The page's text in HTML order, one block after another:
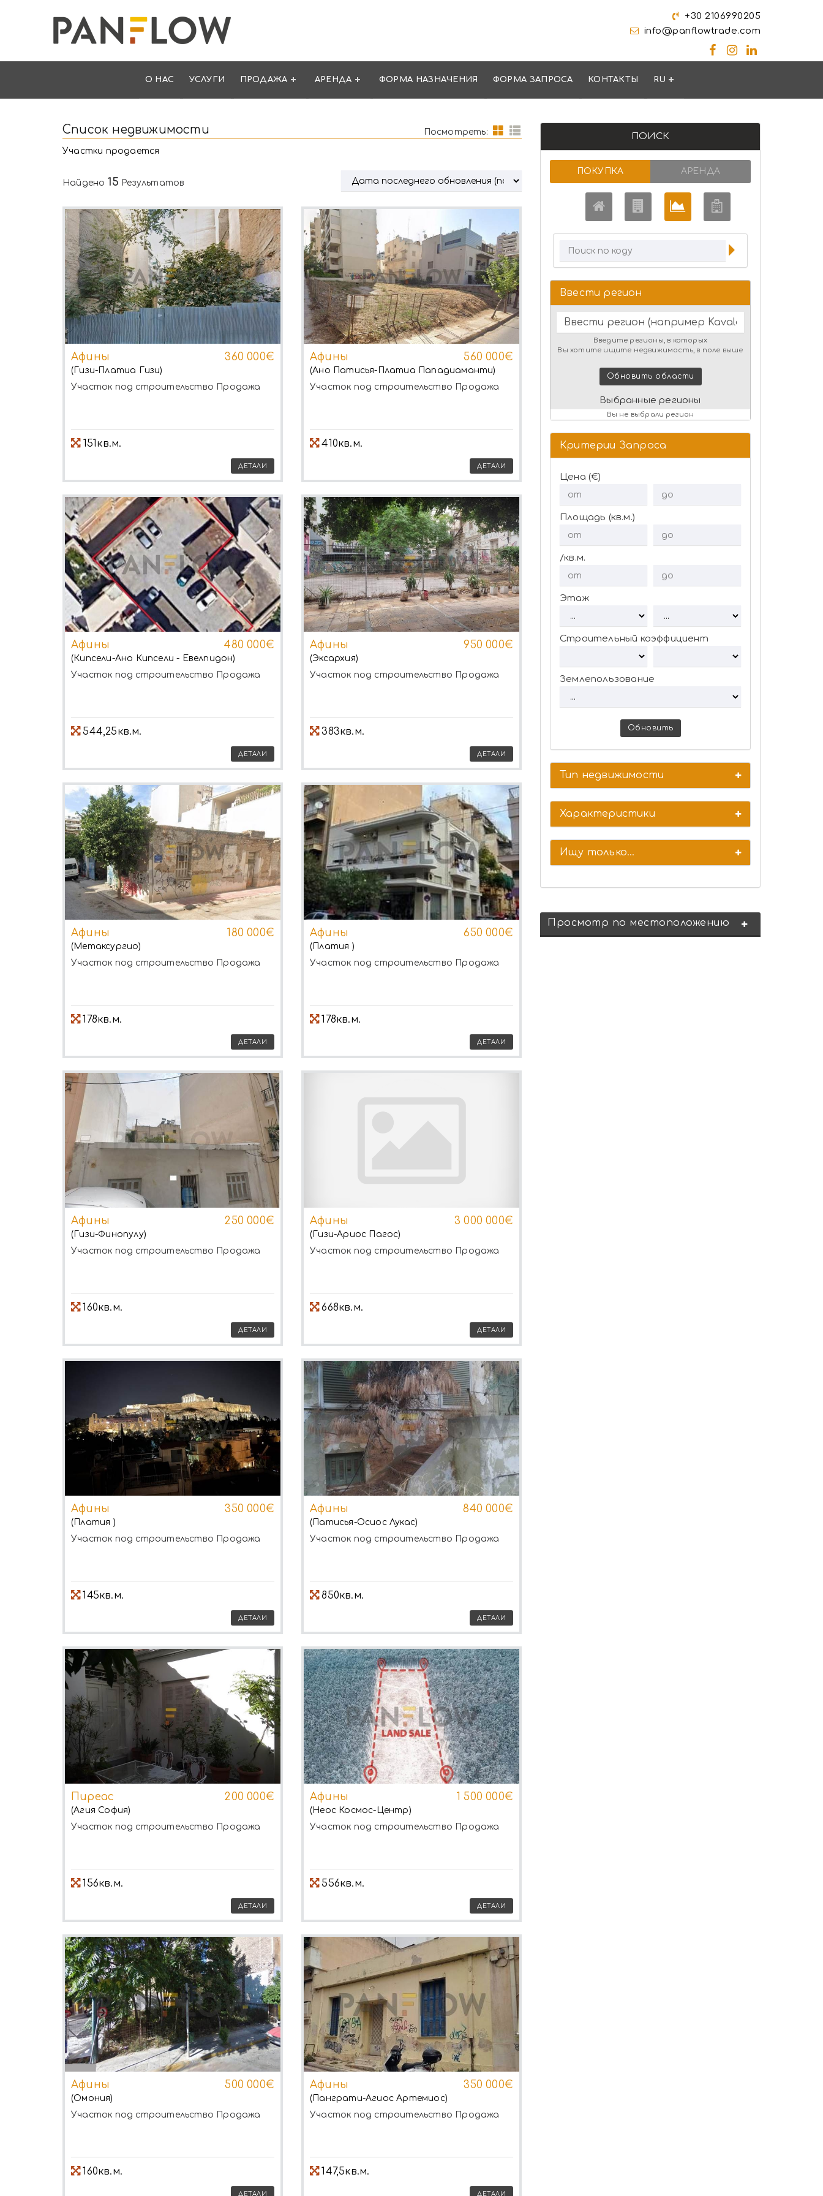
+30 2106990205
info@panflowtrade.com
О НАС УСЛУГИ ПРОДАЖА АРЕНДА ФОРМА НАЗНАЧЕНИЯ ФОРМА ЗАПРОСА КОНТАКТЫ RU
Список недвижимости Посмотреть:
Участки продается
Найдено 15 Результатов
Афины 360 000€
(Гизи-Платиа Гизи)
Участок под строительство Продажа
151кв.м.
ДЕТАЛИ
Афины 560 000€
(Ано Патисья-Платиа Пападиаманти)
Участок под строительство Продажа
410кв.м.
ДЕТАЛИ
Афины 480 000€
(Кипсели-Ано Кипсели - Евелпидон)
Участок под строительство Продажа
544,25кв.м.
ДЕТАЛИ
Афины 950 000€
(Эксархия)
Участок под строительство Продажа
383кв.м.
ДЕТАЛИ
Афины 180 000€
(Метаксургио)
Участок под строительство Продажа
178кв.м.
ДЕТАЛИ
Афины 650 000€
(Платия )
Участок под строительство Продажа
178кв.м.
ДЕТАЛИ
Афины 250 000€
(Гизи-Финопулу)
Участок под строительство Продажа
160кв.м.
ДЕТАЛИ
Афины 3 000 000€
(Гизи-Ариос Пагос)
Участок под строительство Продажа
668кв.м.
ДЕТАЛИ
Афины 350 000€
(Платия )
Участок под строительство Продажа
145кв.м.
ДЕТАЛИ
Афины 840 000€
(Патисья-Осиос Лукас)
Участок под строительство Продажа
850кв.м.
ДЕТАЛИ
Пиреас 200 000€
(Агия София)
Участок под строительство Продажа
156кв.м.
ДЕТАЛИ
Афины 1 500 000€
(Неос Космос-Центр)
Участок под строительство Продажа
556кв.м.
ДЕТАЛИ
Афины 500 000€
(Омония)
Участок под строительство Продажа
160кв.м.
ДЕТАЛИ
Афины 350 000€
(Панграти-Агиос Артемиос)
Участок под строительство Продажа
147,5кв.м.
ДЕТАЛИ
ПОИСК
ПОКУПКА АРЕНДА
Ввести регион
Введите регионы, в которых
Вы хотите ищите недвижимость, в поле выше
Обновить области
Выбранные регионы
Вы не выбрали регион
Критерии Запроса
Цена (€)
Площадь (кв.м.)
/кв.м.
Этаж
Строительный коэффициент
Землепользование
Обновить
Тип недвижимости
Характеристики
Ищу только...
Просмотр по местоположению